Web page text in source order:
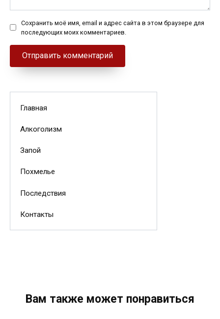
Сохранить моё имя, email и адрес сайта в этом браузере для
последующих моих комментариев.
Главная
Алкоголизм
Запой
Похмелье
Последствия
Контакты
Вам также может понравиться